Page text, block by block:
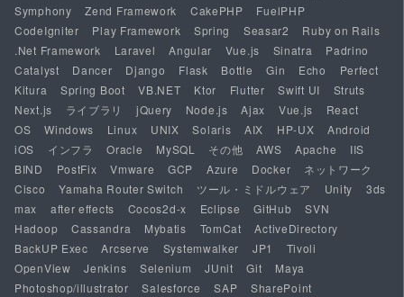
Symphony
Zend Framework CakePHP
FuelPHP
CodeIgniter
Play Framework Spring Seasar2
Ruby on Rails
.Net Framework
Laravel Angular Vue.js Sinatra
Padrino
Catalyst
Dancer Django Flask Bottle Gin Echo
Perfect
Kitura
Spring Boot VB.NET Ktor Flutter Swift UI
Struts
Next.js
ライブラリ jQuery Node.js Ajax Vue.js
React
OS
Windows Linux UNIX Solaris AIX HP-UX
Android
iOS
インフラ Oracle MySQL その他 AWS Apache
IIS
BIND
PostFix Vmware GCP Azure Docker
ネットワーク
Cisco
Yamaha Router Switch ツール・ミドルウェア Unity
3ds
max
after effects Cocos2d-x Eclipse GitHub
SVN
Hadoop
Cassandra Mybatis TomCat
ActiveDirectory
BackUP Exec
Arcserve Systemwalker JP1
Tivoli
OpenView
Jenkins Selenium JUnit Git
Maya
Photoshop/illustrator
Salesforce SAP SharePoint